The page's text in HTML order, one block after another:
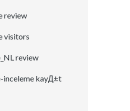
review
visitors
review
inceleme kayД±t